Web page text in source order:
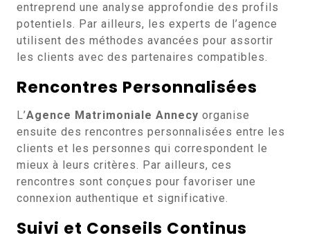
entreprend une analyse approfondie des profils
potentiels. Par ailleurs, les experts de l’agence
utilisent des méthodes avancées pour assortir
les clients avec des partenaires compatibles.
Rencontres Personnalisées
L’Agence Matrimoniale Annecy organise
ensuite des rencontres personnalisées entre les
clients et les personnes qui correspondent le
mieux à leurs critères. Par ailleurs, ces
rencontres sont conçues pour favoriser une
connexion authentique et significative.
Suivi et Conseils Continus